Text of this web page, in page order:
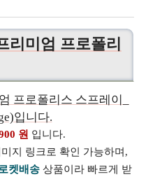
리미엄 프로폴리
원 입니다.
지 링크로 확인 가능하며,
켓배송상품이라 빠르게 받